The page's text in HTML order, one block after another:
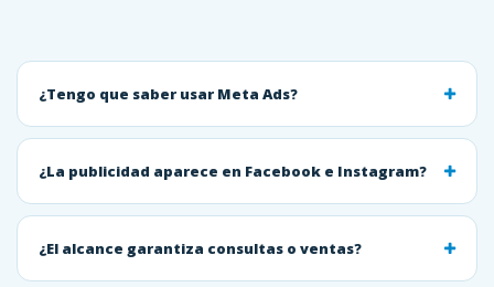
¿Tengo que saber usar Meta Ads?
¿La publicidad aparece en Facebook e Instagram?
¿El alcance garantiza consultas o ventas?